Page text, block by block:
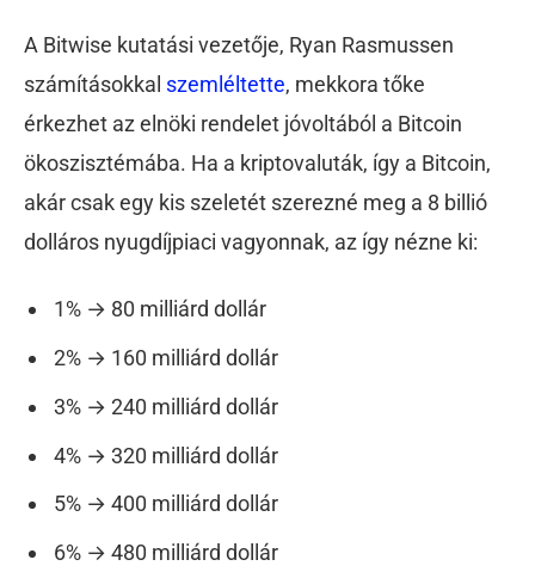
A Bitwise kutatási vezetője, Ryan Rasmussen
számításokkal szemléltette, mekkora tőke
érkezhet az elnöki rendelet jóvoltából a Bitcoin
ökoszisztémába. Ha a kriptovaluták, így a Bitcoin,
akár csak egy kis szeletét szerezné meg a 8 billió
dolláros nyugdíjpiaci vagyonnak, az így nézne ki:
1% → 80 milliárd dollár
2% → 160 milliárd dollár
3% → 240 milliárd dollár
4% → 320 milliárd dollár
5% → 400 milliárd dollár
6% → 480 milliárd dollár